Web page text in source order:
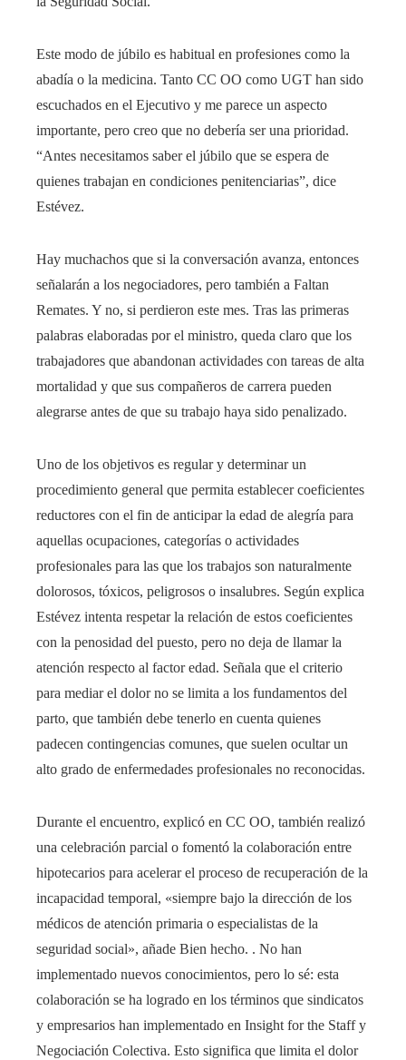
Este modo de júbilo es habitual en profesiones como la
abadía o la medicina. Tanto CC OO como UGT han sido
escuchados en el Ejecutivo y me parece un aspecto
importante, pero creo que no debería ser una prioridad.
“Antes necesitamos saber el júbilo que se espera de
quienes trabajan en condiciones penitenciarias”, dice
Estévez.
Hay muchachos que si la conversación avanza, entonces
señalarán a los negociadores, pero también a Faltan
Remates. Y no, si perdieron este mes. Tras las primeras
palabras elaboradas por el ministro, queda claro que los
trabajadores que abandonan actividades con tareas de alta
mortalidad y que sus compañeros de carrera pueden
alegrarse antes de que su trabajo haya sido penalizado.
Uno de los objetivos es regular y determinar un
procedimiento general que permita establecer coeficientes
reductores con el fin de anticipar la edad de alegría para
aquellas ocupaciones, categorías o actividades
profesionales para las que los trabajos son naturalmente
dolorosos, tóxicos, peligrosos o insalubres. Según explica
Estévez intenta respetar la relación de estos coeficientes
con la penosidad del puesto, pero no deja de llamar la
atención respecto al factor edad. Señala que el criterio
para mediar el dolor no se limita a los fundamentos del
parto, que también debe tenerlo en cuenta quienes
padecen contingencias comunes, que suelen ocultar un
alto grado de enfermedades profesionales no reconocidas.
Durante el encuentro, explicó en CC OO, también realizó
una celebración parcial o fomentó la colaboración entre
hipotecarios para acelerar el proceso de recuperación de la
incapacidad temporal, «siempre bajo la dirección de los
médicos de atención primaria o especialistas de la
seguridad social», añade Bien hecho. . No han
implementado nuevos conocimientos, pero lo sé: esta
colaboración se ha logrado en los términos que sindicatos
y empresarios han implementado en Insight for the Staff y
Negociación Colectiva. Esto significa que limita el dolor